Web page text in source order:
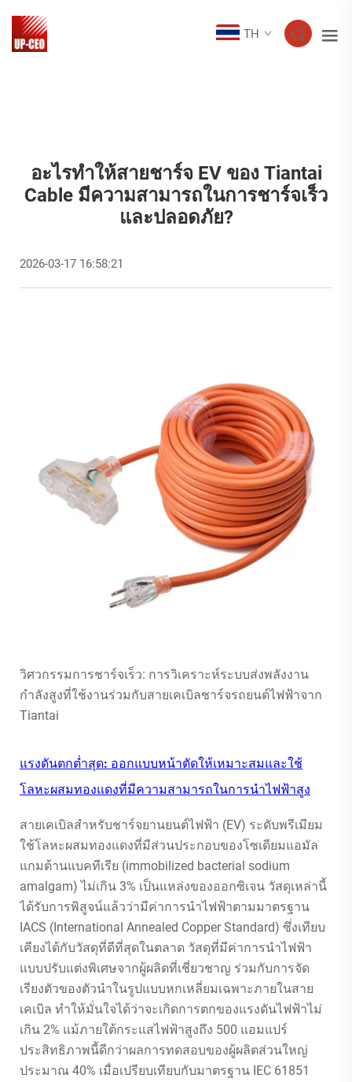
TH
อะไรทำให้สายชาร์จ EV ของ Tiantai
Cable มีความสามารถในการชาร์จเร็ว
และปลอดภัย?
2026-03-17 16:58:21
วิศวกรรมการชาร์จเร็ว: การวิเคราะห์ระบบส่งพลังงาน
กำลังสูงที่ใช้งานร่วมกับสายเคเบิลชาร์จรถยนต์ไฟฟ้าจาก
Tiantai
แรงดันตกต่ำสุด: ออกแบบหน้าตัดให้เหมาะสมและใช้
โลหะผสมทองแดงที่มีความสามารถในการนำไฟฟ้าสูง
สายเคเบิลสำหรับชาร์จยานยนต์ไฟฟ้า (EV) ระดับพรีเมียม
ใช้โลหะผสมทองแดงที่มีส่วนประกอบของโซเดียมแอมัล
แกมต้านแบคทีเรีย (immobilized bacterial sodium
amalgam) ไม่เกิน 3% เป็นแหล่งของออกซิเจน วัสดุเหล่านี้
ได้รับการพิสูจน์แล้วว่ามีค่าการนำไฟฟ้าตามมาตรฐาน
IACS (International Annealed Copper Standard) ซึ่งเทียบ
เคียงได้กับวัสดุที่ดีที่สุดในตลาด วัสดุที่มีค่าการนำไฟฟ้า
แบบปรับแต่งพิเศษจากผู้ผลิตที่เชี่ยวชาญ ร่วมกับการจัด
เรียงตัวของตัวนำในรูปแบบหกเหลี่ยมเฉพาะภายในสาย
เคเบิล ทำให้มั่นใจได้ว่าจะเกิดการตกของแรงดันไฟฟ้าไม่
เกิน 2% แม้ภายใต้กระแสไฟฟ้าสูงถึง 500 แอมแปร์
ประสิทธิภาพนี้ดีกว่าผลการทดสอบของผู้ผลิตส่วนใหญ่
ประมาณ 40% เมื่อเปรียบเทียบกับมาตรฐาน IEC 61851